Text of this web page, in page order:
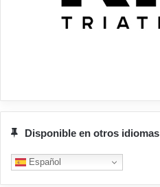
Disponible en otros idiomas
Español